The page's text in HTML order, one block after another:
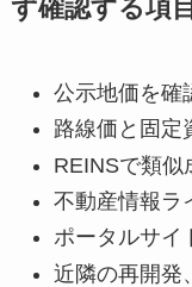
ず確認する項目
公示地価を確
路線価と固定
REINSで類似
不動産情報ラ
ポータルサイ
近隣の再開発